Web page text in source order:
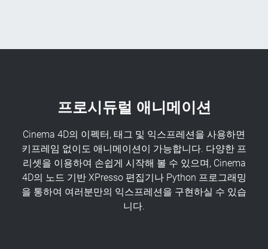
프로시듀럴 애니메이션
Cinema 4D의 이펙터, 태그 및 익스프레션을 사용하면
키프레임 없이도 애니메이션이 가능합니다. 다양한 프
리셋을 이용하여 손쉽게 시작해 볼 수 있으며, Cinema
4D의 노드 기반 XPresso 편집기나 Python 프로그래밍
을 통하여 여러분만의 익스프레션을 구현하실 수 있습
니다.